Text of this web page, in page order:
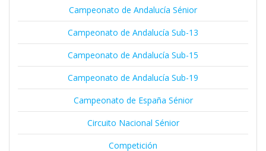
Campeonato de Andalucía Sénior
Campeonato de Andalucía Sub-13
Campeonato de Andalucía Sub-15
Campeonato de Andalucía Sub-19
Campeonato de España Sénior
Circuito Nacional Sénior
Competición